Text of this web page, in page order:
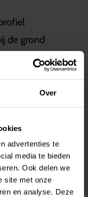
Over
advertenties te
media te bieden
Ook delen we
site met onze
en analyse. Deze
de grond
manoeuvreren
en lange ritten